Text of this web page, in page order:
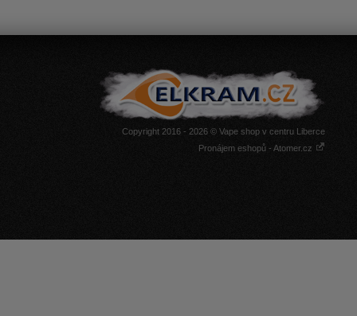
Copyright 2016 - 2026 © Vape shop v centru Liberce
Pronájem eshopů - Atomer.cz